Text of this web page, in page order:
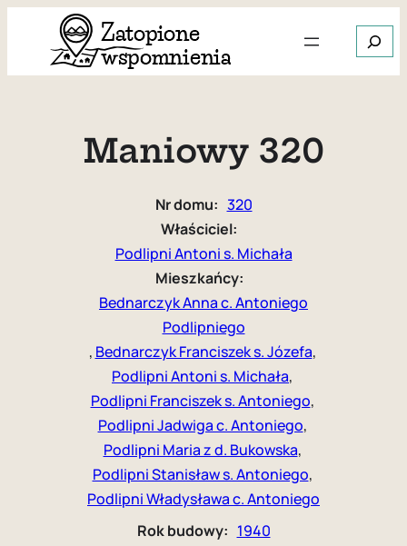
Szukaj
Maniowy 320
Nr domu: 320
Właściciel:
Podlipni Antoni s. Michała
Mieszkańcy:
Bednarczyk Anna c. Antoniego
Podlipniego
, Bednarczyk Franciszek s. Józefa,
Podlipni Antoni s. Michała,
Podlipni Franciszek s. Antoniego,
Podlipni Jadwiga c. Antoniego,
Podlipni Maria z d. Bukowska,
Podlipni Stanisław s. Antoniego,
Podlipni Władysława c. Antoniego
Rok budowy: 1940